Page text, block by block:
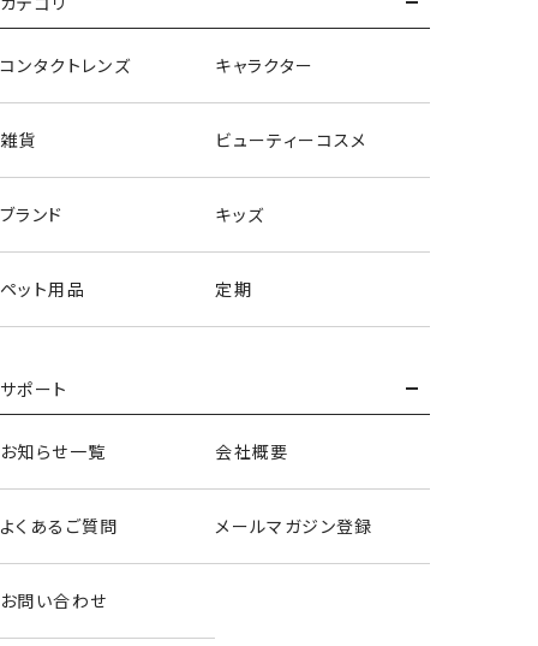
コンタクトレンズ キャラクター
雑貨 ビューティーコスメ
ブランド キッズ
ペット用品 定期
サポート
お知らせ一覧 会社概要
よくあるご質問 メールマガジン登録
お問い合わせ